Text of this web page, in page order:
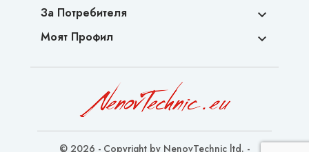
За Потребителя 
Моят Профил 
© 2026 - Copyright by NenovTechnic ltd. -